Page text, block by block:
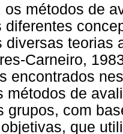
os métodos de
diferentes
diversas teorias
Carneiro,
encontrados
métodos de
grupos, com
que